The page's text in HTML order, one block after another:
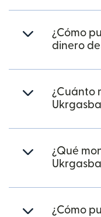
¿Cómo
dinero
¿Cuánto
¿Qué
¿Cómo